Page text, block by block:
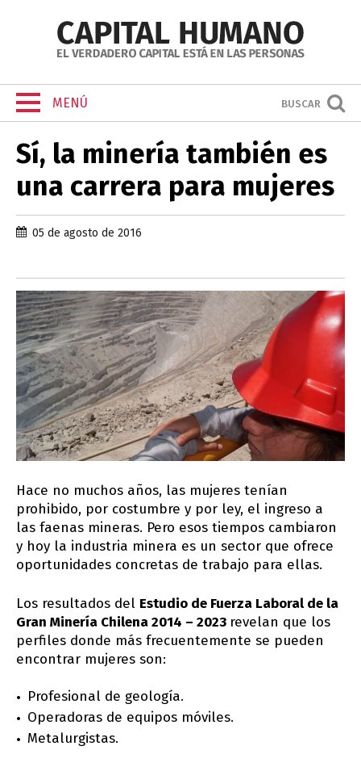
MENÚ BUSCAR
Sí, la minería también es
una carrera para mujeres
05 de agosto de 2016
Hace no muchos años, las mujeres tenían
prohibido, por costumbre y por ley, el ingreso a
las faenas mineras. Pero esos tiempos cambiaron
y hoy la industria minera es un sector que ofrece
oportunidades concretas de trabajo para ellas.
Los resultados del Estudio de Fuerza Laboral de la
Gran Minería Chilena 2014 – 2023 revelan que los
perfiles donde más frecuentemente se pueden
encontrar mujeres son:
Profesional de geología.
Operadoras de equipos móviles.
Metalurgistas.